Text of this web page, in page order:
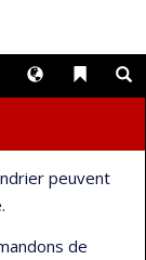
Liens
Langues
peuvent
de